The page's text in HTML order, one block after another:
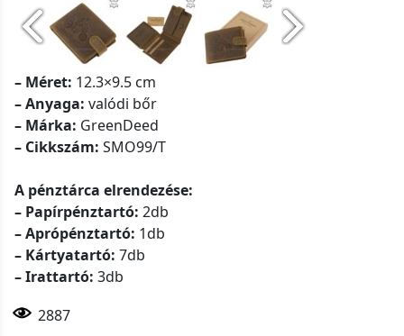
– Méret: 12.3×9.5 cm
– Anyaga: valódi bőr
– Márka: GreenDeed
– Cikkszám: SMO99/T
A pénztárca elrendezése:
– Papírpénztartó: 2db
– Aprópénztartó: 1db
– Kártyatartó: 7db
– Irattartó: 3db
2887